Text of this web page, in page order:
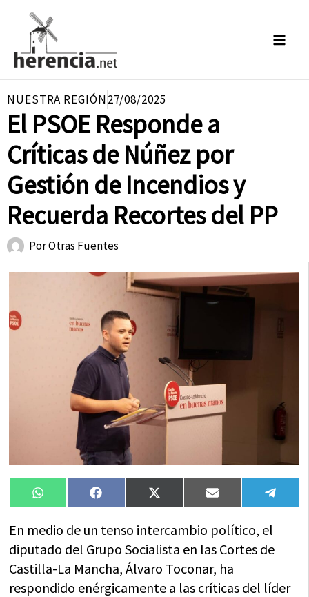
contenido
NUESTRA REGIÓN27/08/2025
El PSOE Responde a
Críticas de Núñez por
Gestión de Incendios y
Recuerda Recortes del PP
PorOtras Fuentes
Compartir
en
WhatsAppCompartir
en
FacebookCompartir
en
X
(Twitter)
Compartir
en
Email
en
En medio de un tenso intercambio político, el
diputado del Grupo Socialista en las Cortes de
Castilla-La Mancha, Álvaro Toconar, ha
respondido enérgicamente a las críticas del líder